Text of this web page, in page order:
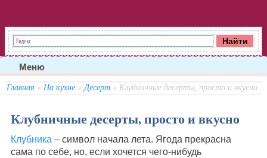
Меню
Главная » На кухне» Десерт» Клубничные десерты, просто и вкусно
Клубничные десерты, просто и вкусно
Клубника – символ начала лета. Ягода прекрасна
сама по себе, но, если хочется чего-нибудь